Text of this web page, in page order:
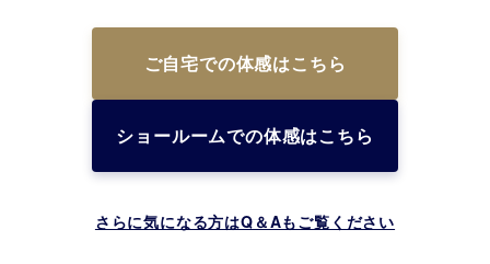
ご自宅での体感はこちら
ショールームでの体感はこちら
さらに気になる方はQ＆Aもご覧ください